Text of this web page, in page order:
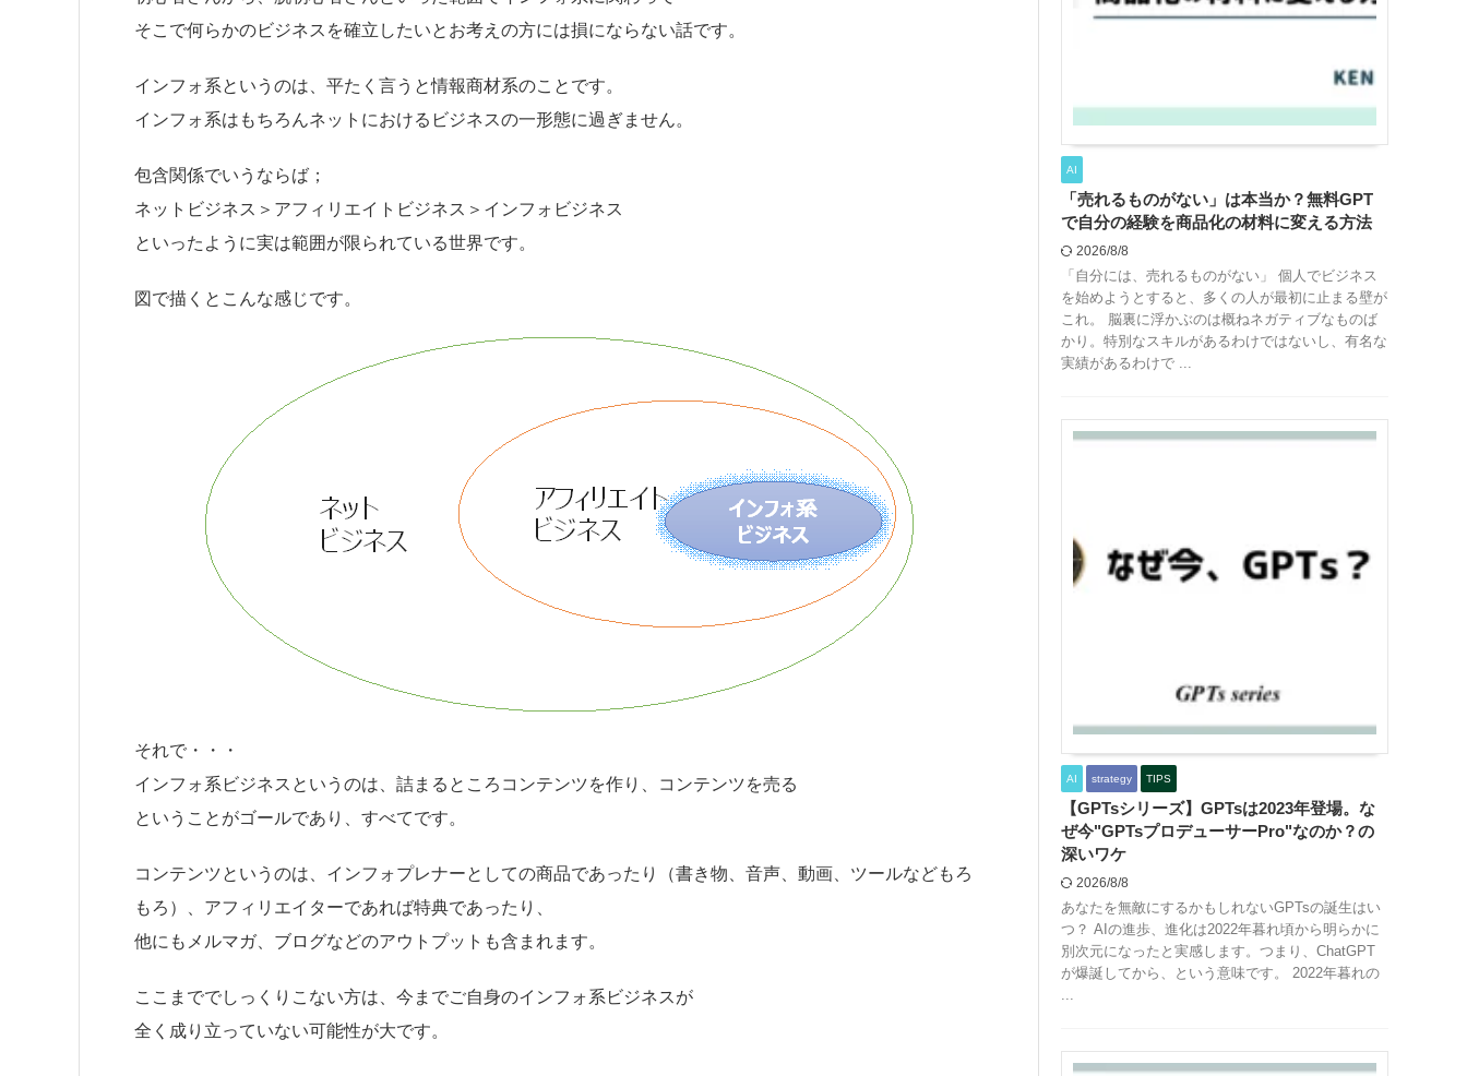
そこで何らかのビジネスを確立したいとお考えの方には損にならない話です。
インフォ系というのは、平たく言うと情報商材系のことです。
インフォ系はもちろんネットにおけるビジネスの一形態に過ぎません。
包含関係でいうならば；
ネットビジネス＞アフィリエイトビジネス＞インフォビジネス
といったように実は範囲が限られている世界です。
図で描くとこんな感じです。
それで・・・
インフォ系ビジネスというのは、詰まるところコンテンツを作り、コンテンツを売る
ということがゴールであり、すべてです。
コンテンツというのは、インフォプレナーとしての商品であったり（書き物、音声、動画、ツールなどもろ
もろ）、アフィリエイターであれば特典であったり、
他にもメルマガ、ブログなどのアウトプットも含まれます。
ここまででしっくりこない方は、今までご自身のインフォ系ビジネスが
全く成り立っていない可能性が大です。
AI
「売れるものがない」は本当か？無料GPT
で自分の経験を商品化の材料に変える方法
2026/8/8
「自分には、売れるものがない」 個人でビジネス
を始めようとすると、多くの人が最初に止まる壁が
これ。 脳裏に浮かぶのは概ねネガティブなものば
かり。特別なスキルがあるわけではないし、有名な
実績があるわけで ...
AI strategy TIPS
【GPTsシリーズ】GPTsは2023年登場。な
ぜ今"GPTsプロデューサーPro"なのか？の
深いワケ
2026/8/8
あなたを無敵にするかもしれないGPTsの誕生はい
つ？ AIの進歩、進化は2022年暮れ頃から明らかに
別次元になったと実感します。つまり、ChatGPT
が爆誕してから、という意味です。 2022年暮れの
...